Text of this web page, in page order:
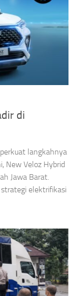
di
langkahnya
New Veloz Hybrid
Jawa Barat.
elektrifikasi